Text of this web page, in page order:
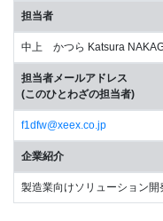
担当者
中上 かつら Katsura
担当者メールアドレス
(このひとわざの担当者)
f1dfw@xeex.co.jp
企業紹介
製造業向けソリューション開